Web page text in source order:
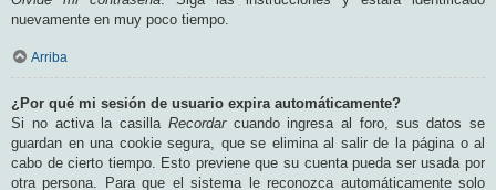
nuevamente en muy poco tiempo.
Arriba
¿Por qué mi sesión de usuario expira automáticamente?
Si no activa la casilla Recordarcuando ingresa al foro, sus datos se
guardan en una cookie segura, que se elimina al salir de la página o al
cabo de cierto tiempo. Esto previene que su cuenta pueda ser usada por
otra persona. Para que el sistema le reconozca automáticamente solo